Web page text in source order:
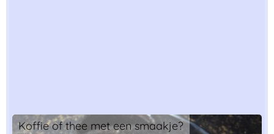
Koffie of thee met een smaakje?